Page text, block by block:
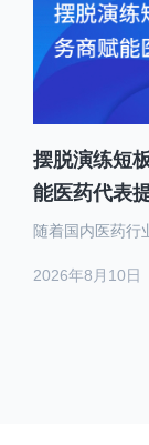
摆脱演练短
能医药代表
2026年8月10日
随着国内医药行